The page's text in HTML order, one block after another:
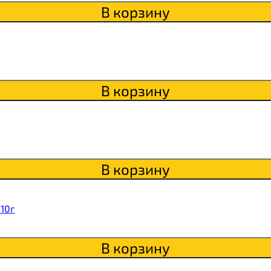
Chikapie
В корзину
В корзину
В корзину
В корзину